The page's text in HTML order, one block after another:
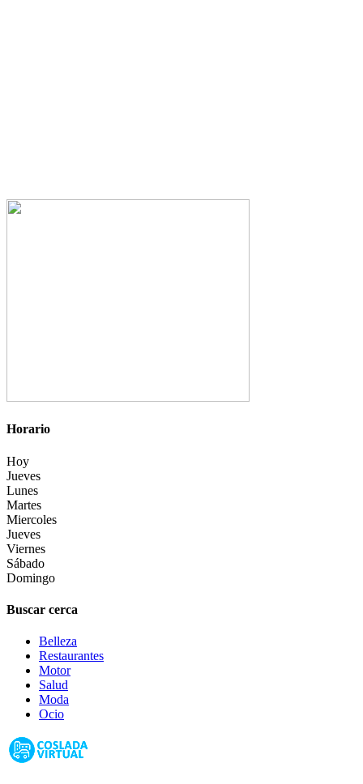
Horario
Hoy
Jueves
Lunes
Martes
Miercoles
Jueves
Viernes
Sábado
Domingo
Buscar cerca
Belleza
Restaurantes
Motor
Salud
Moda
Ocio